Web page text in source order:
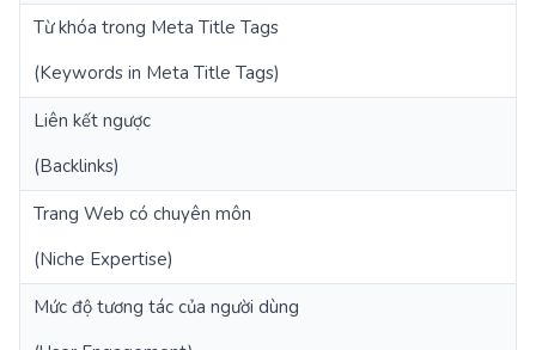
Từ khóa trong Meta Title Tags
(Keywords in Meta Title Tags)
Liên kết ngược
(Backlinks)
Trang Web có chuyên môn
(Niche Expertise)
Mức độ tương tác của người dùng